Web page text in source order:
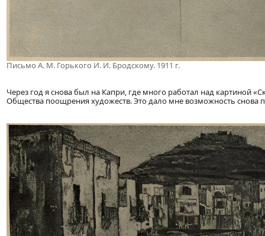
Письмо А. М. Горького И. И. Бродскому. 1911 г.
Через год я снова был на Капри, где много работал над картиной
Общества поощрения художеств. Это дало мне возможность снова